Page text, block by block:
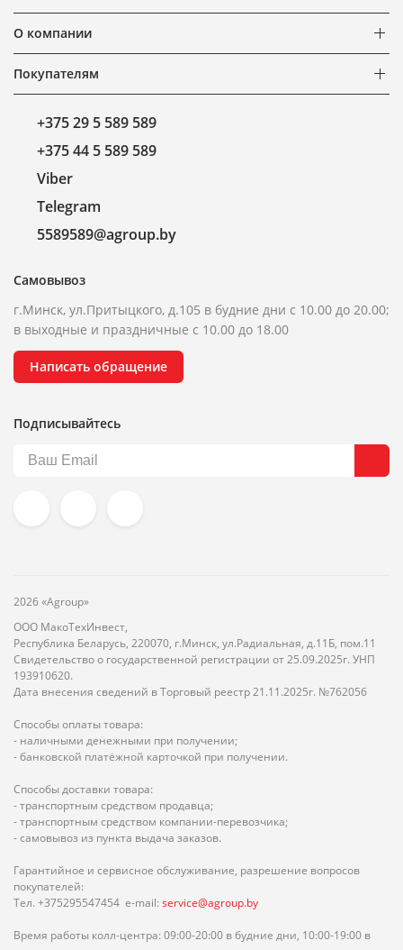
О компании
Покупателям
+375 29 5 589 589
+375 44 5 589 589
Viber
Telegram
5589589@agroup.by
Самовывоз
г.Минск, ул.Притыцкого, д.105 в будние дни с 10.00 до 20.00;
в выходные и праздничные с 10.00 до 18.00
Написать обращение
Подписывайтесь
2026 «Agroup»
ООО МакоТехИнвест,
Республика Беларусь, 220070, г.Минск, ул.Радиальная, д.11Б, пом.11
Свидетельство о государственной регистрации от 25.09.2025г. УНП
193910620.
Дата внесения сведений в Торговый реестр 21.11.2025г. №762056
Способы оплаты товара:
- наличными денежными при получении;
- банковской платёжной карточкой при получении.
Способы доставки товара:
- транспортным средством продавца;
- транспортным средством компании-перевозчика;
- самовывоз из пункта выдача заказов.
Гарантийное и сервисное обслуживание, разрешение вопросов
покупателей:
Тел. +375295547454 e-mail: service@agroup.by
Время работы колл-центра: 09:00-20:00 в будние дни, 10:00-19:00 в